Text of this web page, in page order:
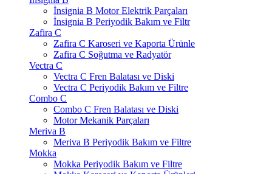
İnsignia B Motor Elektrik Parçaları
İnsignia B Periyodik Bakım ve Filtr
Zafira C
Zafira C Karoseri ve Kaporta Ürünle
Zafira C Soğutma ve Radyatör
Vectra C
Vectra C Fren Balatası ve Diski
Vectra C Periyodik Bakım ve Filtre
Combo C
Combo C Fren Balatası ve Diski
Motor Mekanik Parçaları
Meriva B
Meriva B Periyodik Bakım ve Filtre
Mokka
Mokka Periyodik Bakım ve Filtre